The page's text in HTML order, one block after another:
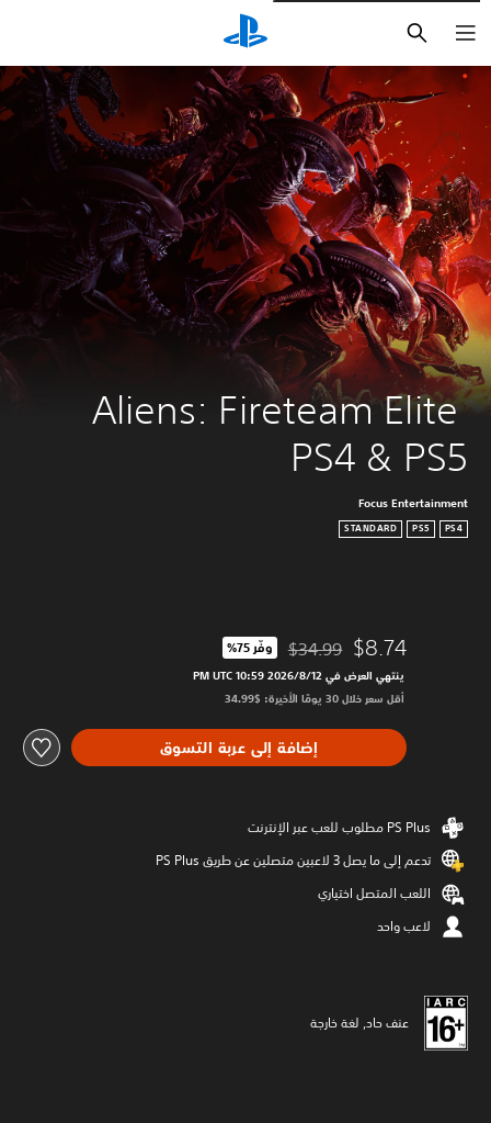
Aliens: Fireteam Elite
PS4 & PS5
Focus Entertainment
PS4
PS5
STANDARD
$8.74 مخصوم من السعر الأصلي البالغ $34.99‏
$34.99 وفّر 75%‏
ينتهي العرض في 12‏/8‏/2026 10:59 PM UTC‏
أقل سعر خلال 30 يومًا الأخيرة: $34.99‏
إضافة إلى عربة التسوق
تدعم إلى ما يصل 3 لاعبين متصلين عن طريق PS Plus‏
اللعب المتصل اختياري
لاعب واحد
عنف حاد, لغة خارجة